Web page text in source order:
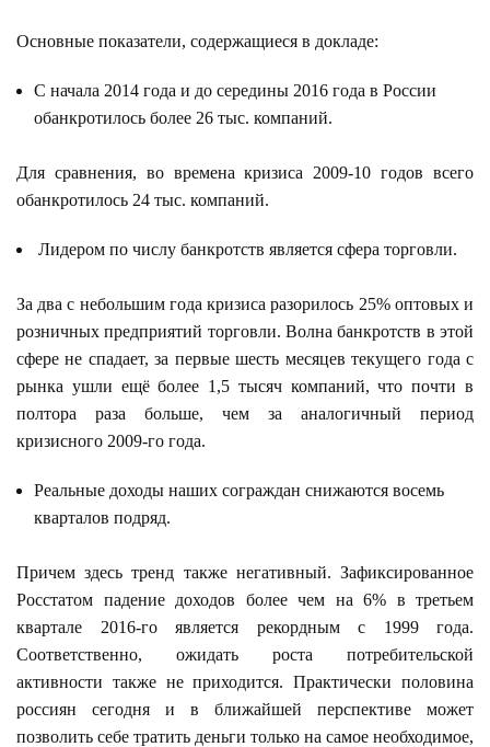
Основные показатели, содержащиеся в докладе:
С начала 2014 года и до середины 2016 года в России
обанкротилось более 26 тыс. компаний.
Для сравнения, во времена кризиса 2009-10 годов всего
обанкротилось 24 тыс. компаний.
Лидером по числу банкротств является сфера торговли.
За два с небольшим года кризиса разорилось 25% оптовых и
розничных предприятий торговли. Волна банкротств в этой
сфере не спадает, за первые шесть месяцев текущего года с
рынка ушли ещё более 1,5 тысяч компаний, что почти в
полтора раза больше, чем за аналогичный период
кризисного 2009-го года.
Реальные доходы наших сограждан снижаются восемь
кварталов подряд.
Причем здесь тренд также негативный. Зафиксированное
Росстатом падение доходов более чем на 6% в третьем
квартале 2016-го является рекордным с 1999 года.
Соответственно, ожидать роста потребительской
активности также не приходится. Практически половина
россиян сегодня и в ближайшей перспективе может
позволить себе тратить деньги только на самое необходимое,